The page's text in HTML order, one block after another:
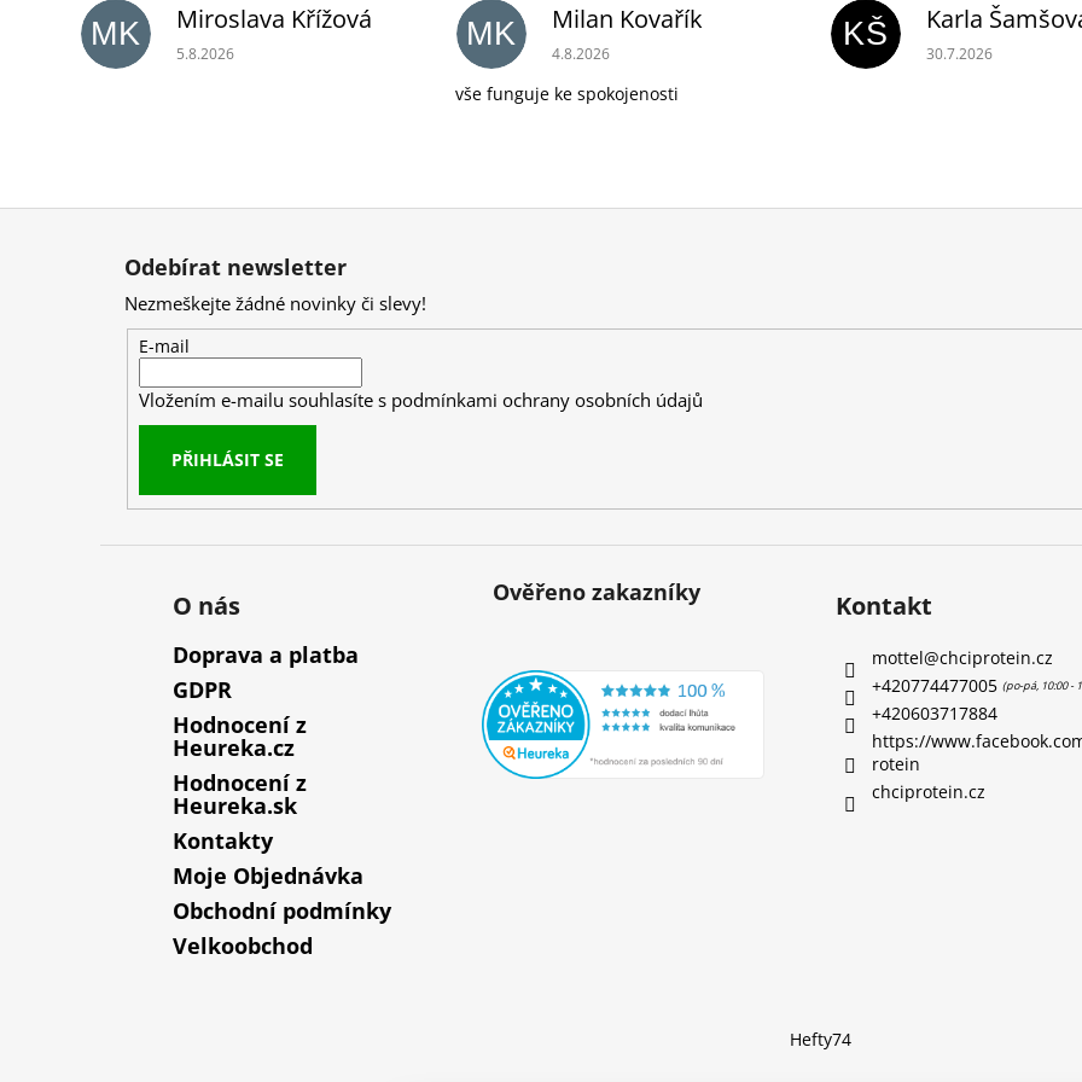
MK Miroslava Křížová
Hodnocení obchodu je 5 z 5 hvězdiček.
5.8.2026
MK Milan Kovařík
Hodnocení obchodu je 5 z 5 hvězdiček.
4.8.2026
vše funguje ke spokojenosti
KŠ Karla
Hodnocení
30.7.2026
Z
Odebírat newsletter
Nezmeškejte žádné novinky či slevy!
E-mail
Vložením e-mailu souhlasíte s podmínkami ochrany osobních údajů
PŘIHLÁSIT SE
O nás
Doprava a platba
GDPR
Hodnocení z
Heureka.cz
Hodnocení z
Heureka.sk
Kontakty
Moje Objednávka
Obchodní podmínky
Velkoobchod
Ověřeno zakazníky Kontakt
mottel@chciprotein.cz
+420774477005
+420603717884
https://
rotein
chciprotein.cz
Hefty74